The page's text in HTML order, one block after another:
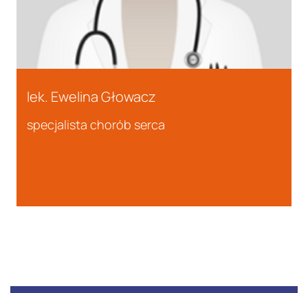
lek. Ewelina Głowacz
specjalista chorób serca